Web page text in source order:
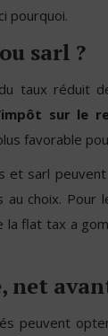
pourquoi.
sarl ?
taux réduit
sur le
favorable
et sarl
choix. Pour
la flat tax a
net
peuvent